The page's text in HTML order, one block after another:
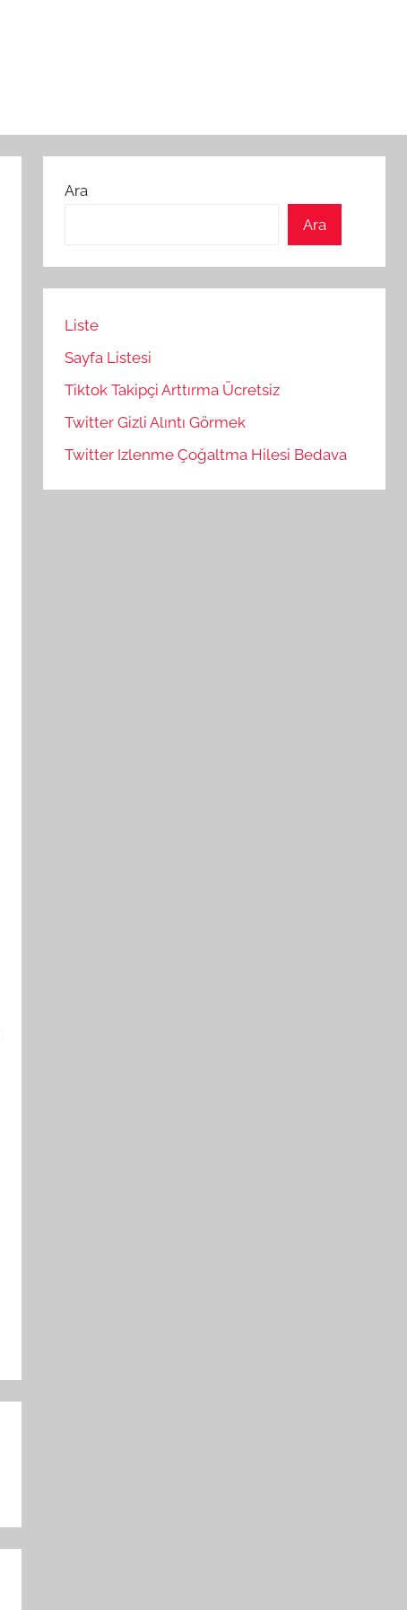
Ara
Ara
Liste
Sayfa Listesi
Tiktok Takipçi Arttırma Ücretsiz
Twitter Gizli Alıntı Görmek
Twitter Izlenme Çoğaltma Hilesi Bedava